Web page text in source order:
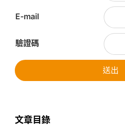
E-mail
驗證碼
送出
文章目錄